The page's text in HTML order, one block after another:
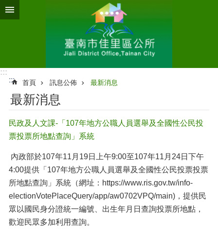
跳到主要內容區塊
:::
:::
首頁 訊息公佈 最新消息
最新消息
民政及人文課-「107年地方公職人員選舉及全國性公民投
票投票所地點查詢」系統
內政部於107年11 月 19日上午9:00至107年11 月 24日下午
4:00提供「 107年地方公職人員選舉及全國性公民投票投票
所地點查詢」系統（網址： https://www.ris.gov.tw/info-
electionVotePlaceQuery/app/aw0702VPQ/main) ，提供民
眾以國民身分證統一編號、出生年月日查詢投票所地點，
歡迎民眾多加利用查詢。